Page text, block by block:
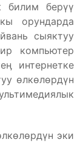
билим берүү
орундарда
сыяктуу
компьютер
интернетке
өлкөлөрдүн
эки